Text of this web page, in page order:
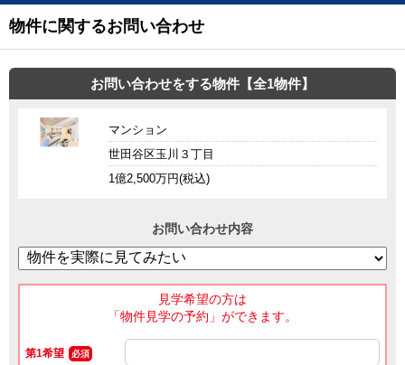
物件に関するお問い合わせ
お問い合わせをする物件【全1物件】
マンション
世田谷区玉川３丁目
1億2,500万円(税込)
お問い合わせ内容
見学希望の方は
「物件見学の予約」ができます。
第1希望 必須